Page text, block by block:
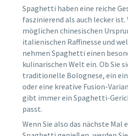
Spaghetti haben eine reiche
faszinierend als auch lecker ist.
möglichen chinesischen
italienischen Raffinesse und
nehmen Spaghetti einen
kulinarischen Welt ein. Ob Sie
traditionelle Bolognese, ein
oder eine kreative Fusion-
gibt immer ein Spaghetti-
passt.
Wenn Sie also das nächste Mal